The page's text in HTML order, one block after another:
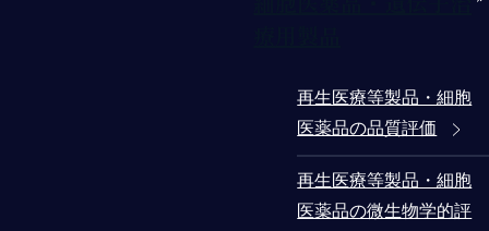
再生医療等製品・細胞
医薬品の品質評価
再生医療等製品・細胞
医薬品の微生物学的評